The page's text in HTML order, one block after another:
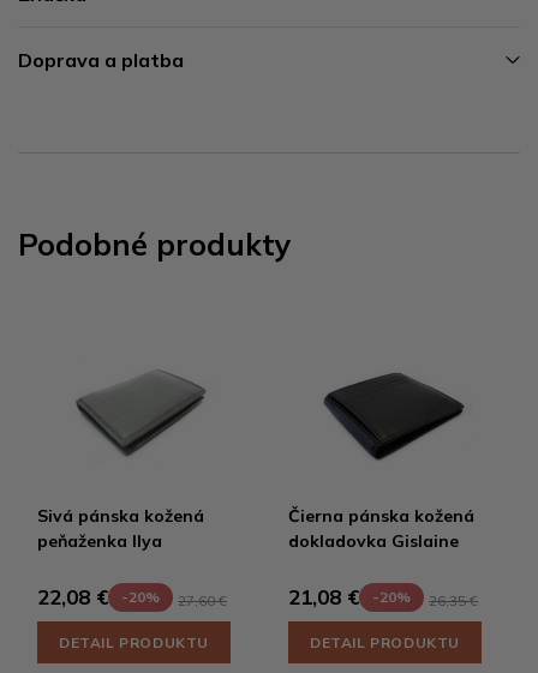
Doprava a platba
Podobné produkty
Sivá pánska kožená
peňaženka Ilya
22,08 € -20% 27,60 €
DETAIL PRODUKTU
Čierna pánska kožená
dokladovka Gislaine
21,08 € -20% 26,35 €
DETAIL PRODUKTU